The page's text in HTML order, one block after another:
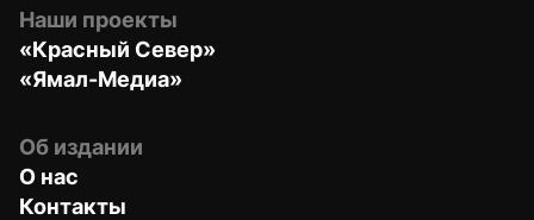
Наши проекты
«Красный Север»
«Ямал-Медиа»
Об издании
О нас
Контакты